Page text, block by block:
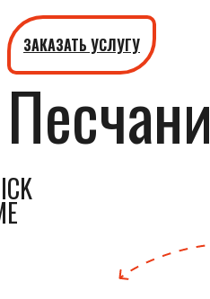
ЗАКАЗАТЬ УСЛУГУ